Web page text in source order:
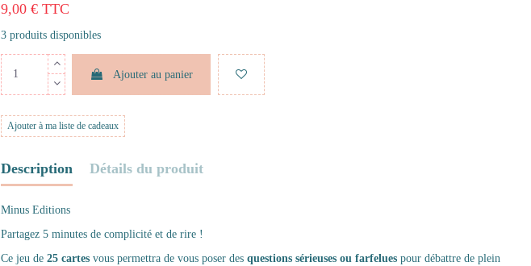
9,00 € TTC
3 produits disponibles
Ajouter au panier
Ajouter à ma liste de cadeaux
Description Détails du produit
Minus Editions
Partagez 5 minutes de complicité et de rire !
Ce jeu de 25 cartes vous permettra de vous poser des questions sérieuses ou farfelues pour débattre de plein